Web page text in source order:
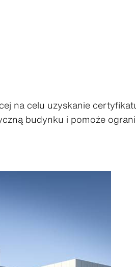
na celu uzyskanie
budynku i pomoże